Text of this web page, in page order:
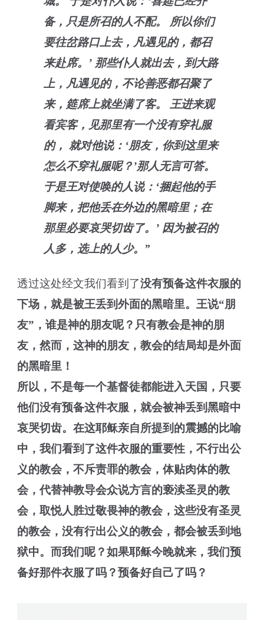
备，只是所召的人不配。 所以你们
要往岔路口上去，凡遇见的，都召
来赴席。’ 那些仆人就出去，到大路
上，凡遇见的，不论善恶都召聚了
来，筵席上就坐满了客。 王进来观
看宾客，见那里有一个没有穿礼服
的， 就对他说：‘朋友，你到这里来
怎么不穿礼服呢？’那人无言可答。
于是王对使唤的人说：‘捆起他的手
脚来，把他丢在外边的黑暗里；在
那里必要哀哭切齿了。’ 因为被召的
人多，选上的人少。”
透过这处经文我们看到了没有预备这件衣服的
下场，就是被王丢到外面的黑暗里。王说“朋
友”，谁是神的朋友呢？只有教会是神的朋
友，然而，这神的朋友，教会的结局却是外面
的黑暗里！
所以，不是每一个基督徒都能进入天国，只要
他们没有预备这件衣服，就会被神丢到黑暗中
哀哭切齿。在这耶稣亲自所提到的震撼的比喻
中，我们看到了这件衣服的重要性，不行出公
义的教会，不斥责罪的教会，体贴肉体的教
会，代替神教导会众说方言的亵渎圣灵的教
会，取悦人胜过敬畏神的教会，这些没有圣灵
的教会，没有行出公义的教会，都会被丢到地
狱中。而我们呢？如果耶稣今晚就来，我们预
备好那件衣服了吗？预备好自己了吗？